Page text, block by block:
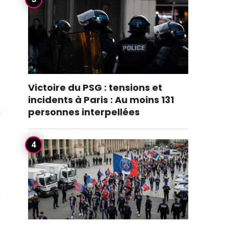
Victoire du PSG : tensions et
incidents à Paris : Au moins 131
personnes interpellées